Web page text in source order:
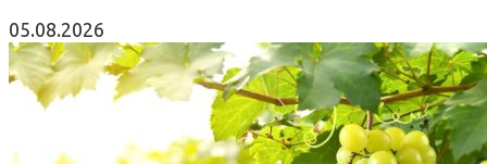
05.08.2026